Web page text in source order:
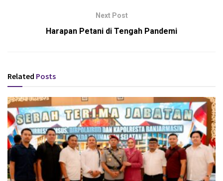
Next Post
Harapan Petani di Tengah Pandemi
Related Posts